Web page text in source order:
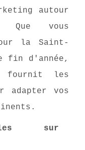
autour
Que vous
la Saint-
fin d'année,
fournit les
adapter vos
sur